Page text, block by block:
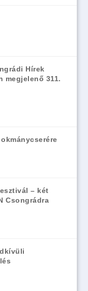
Hírek
megjelenő 311.
– két
Csongrádra